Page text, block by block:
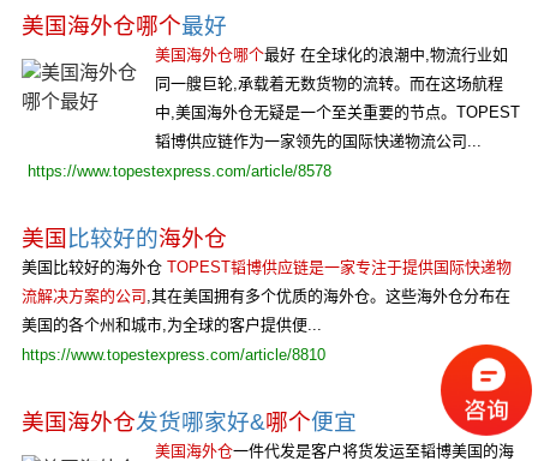
美国海外仓哪个最好
美国海外仓哪个最好 在全球化的浪潮中,物流行业如
同一艘巨轮,承载着无数货物的流转。而在这场航程
中,美国海外仓无疑是一个至关重要的节点。TOPEST
韬博供应链作为一家领先的国际快递物流公司...
https://www.topestexpress.com/article/8578
美国 比较好的海外仓
美国比较好的海外仓 TOPEST韬博供应链是一家专注于提供国际快递物
流解决方案的公司 ,其在美国拥有多个优质的海外仓。这些海外仓分布在
美国的各个州和城市,为全球的客户提供便...
https://www.topestexpress.com/article/8810
美国海外仓发货哪家好&哪个便宜
美国海外仓一件代发是客户将货发运至韬博美国的海